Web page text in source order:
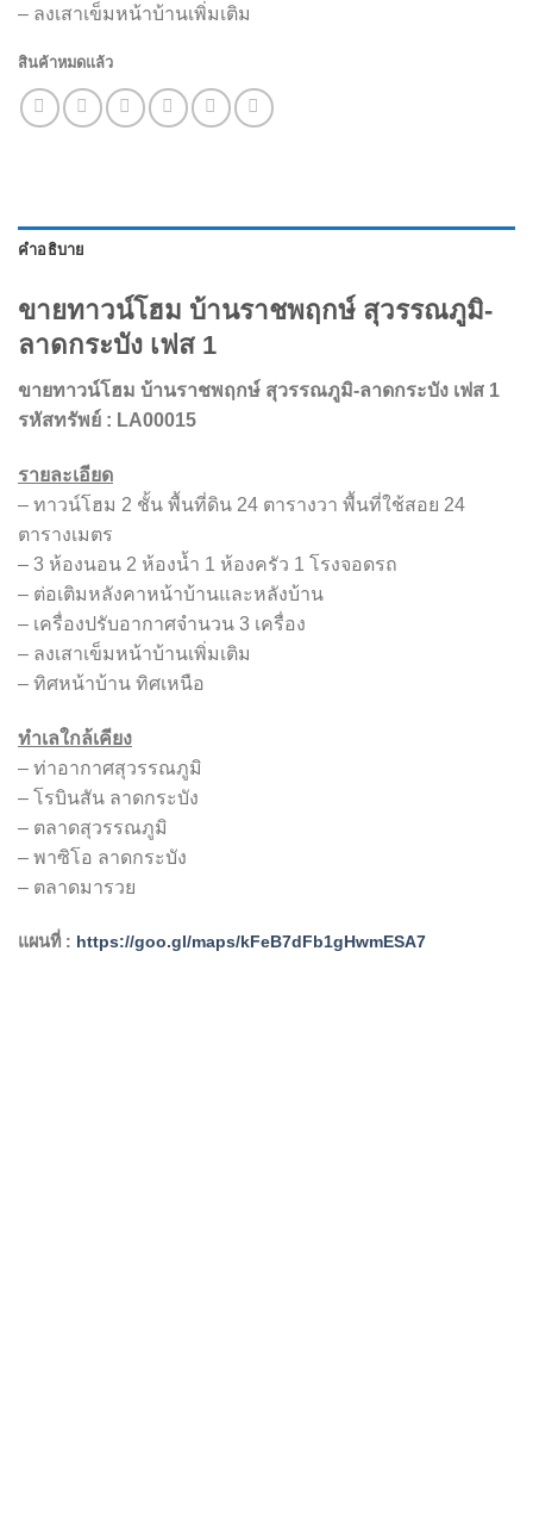
– ลงเสาเข็มหน้าบ้านเพิ่มเติม
สินค้าหมดแล้ว
คำอธิบาย
ขายทาวน์โฮม บ้านราชพฤกษ์ สุวรรณภูมิ-
ลาดกระบัง เฟส 1
ขายทาวน์โฮม บ้านราชพฤกษ์ สุวรรณภูมิ-ลาดกระบัง เฟส 1
รหัสทรัพย์ : LA00015
รายละเอียด
– ทาวน์โฮม 2 ชั้น พื้นที่ดิน 24 ตารางวา พื้นที่ใช้สอย 24
ตารางเมตร
– 3 ห้องนอน 2 ห้องน้ำ 1 ห้องครัว 1 โรงจอดรถ
– ต่อเติมหลังคาหน้าบ้านและหลังบ้าน
– เครื่องปรับอากาศจำนวน 3 เครื่อง
– ลงเสาเข็มหน้าบ้านเพิ่มเติม
– ทิศหน้าบ้าน ทิศเหนือ
ทำเลใกล้เคียง
– ท่าอากาศสุวรรณภูมิ
– โรบินสัน ลาดกระบัง
– ตลาดสุวรรณภูมิ
– พาซิโอ ลาดกระบัง
– ตลาดมารวย
แผนที่ : https://goo.gl/maps/kFeB7dFb1gHwmESA7